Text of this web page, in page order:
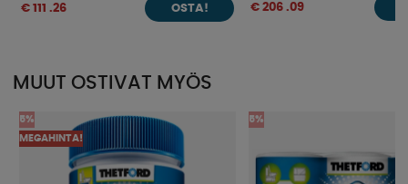
€ 111 .26 OSTA! € 206 .09
MUUT OSTIVAT MYÖS
5%
MEGAHINTA!
5%